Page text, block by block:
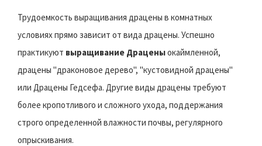
Трудоемкость выращивания драцены в комнатных
условиях прямо зависит от вида драцены. Успешно
практикуют выращивание Драценыокаймленной,
драцены "драконовое дерево", "кустовидной драцены"
или Драцены Гедсефа. Другие виды драцены требуют
более кропотливого и сложного ухода, поддержания
строго определенной влажности почвы, регулярного
опрыскивания.